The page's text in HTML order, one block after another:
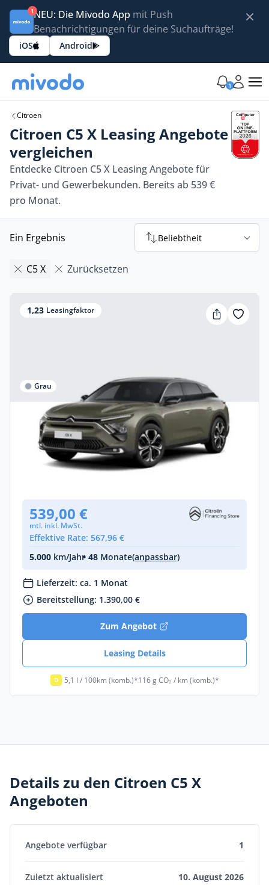
1NEU: Die Mivodo App mit Push
Benachrichtigungen für deine Suchaufträge!
iOS Android
1
Citroen
Citroen C5 X Leasing Angebote
vergleichen
Entdecke Citroen C5 X Leasing Angebote für
Privat- und Gewerbekunden. Bereits ab 539 €
pro Monat.
Ein Ergebnis Beliebtheit
C5 X Zurücksetzen
1,23 Leasingfaktor
Grau
Privat & Gewerbe
Citroën C5 X Hybrid 145 Doppelkupplung
6-Gang Plus
Benzin •Automatik •145 PS (107 kW)
539,00 €
mtl. inkl. MwSt.
Effektive Rate: 567,96 €
5.000 km/Jahr• 48 Monate(anpassbar)
Lieferzeit: ca. 1 Monat
Bereitstellung: 1.390,00 €
Zum Angebot
Leasing Details
D 5,1 l / 100km (komb.)*116 g CO₂ / km (komb.)*
Details zu den Citroen C5 X
Angeboten
Angebote verfügbar 1
Zuletzt aktualisiert 10. August 2026